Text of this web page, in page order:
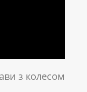
з колесом